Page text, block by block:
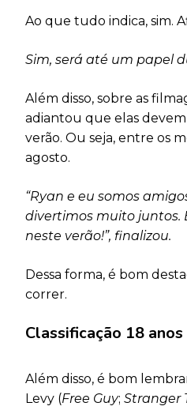
Ao que tudo indica, sim.
Sim, será até um papel
Além disso, sobre as
adiantou que elas
verão. Ou seja, entre os
agosto.
“Ryan e eu somos
divertimos muito juntos.
neste verão!”, finalizou.
Dessa forma, é bom
correr.
Classificação 18 anos
Além disso, é bom
Levy (Free Guy; Stranger